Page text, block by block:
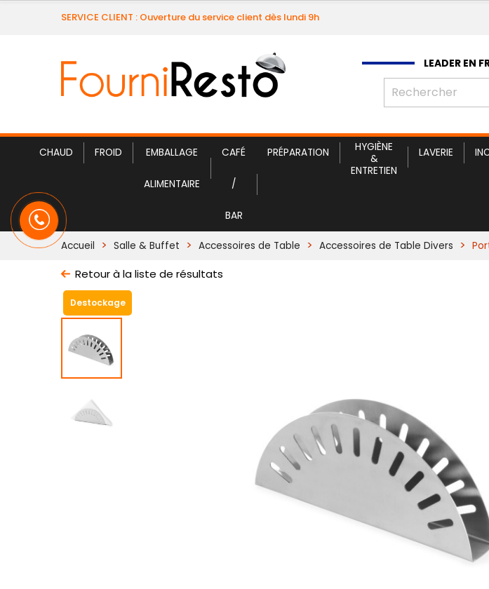
SERVICE CLIENT : Ouverture du service client dès lundi 9h
LEADER EN
CHAUD FROID EMBALLAGE
ALIMENTAIRE
CAFÉ
/
BAR
PRÉPARATION
HYGIÈNE
&
ENTRETIEN
LAVERIE
Accueil Salle & Buffet Accessoires de Table Accessoires de Table Divers
Retour à la liste de résultats
Destockage